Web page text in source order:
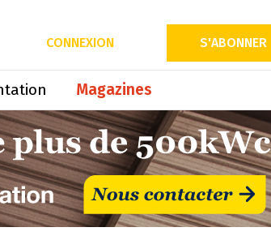
CONNEXION S'ABONNER
Magazines